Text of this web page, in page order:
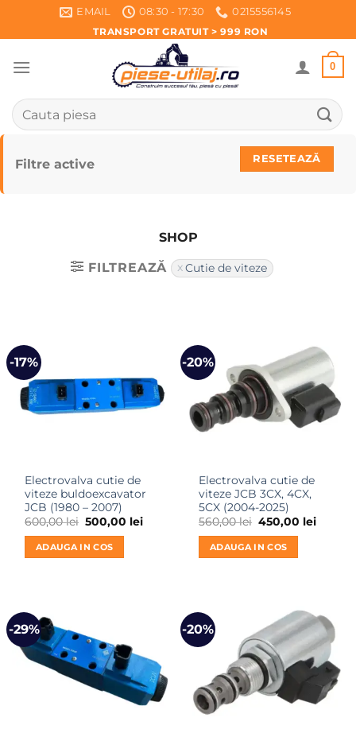
EMAIL 08:30 - 17:30
0215556145
TRANSPORT GRATUIT > 999 RON
0
Caută
după:
Filtre active RESETEAZĂ
SHOP
FILTREAZĂ
Cutie de viteze
-17%
Electrovalva cutie de
viteze buldoexcavator
JCB (1980 – 2007)
600,00lei Prețul
inițial
a
fost:
600,00 lei.
500,00 leiPrețul
ADAUGA IN COS
-20%
Electrovalva cutie de
viteze JCB 3CX, 4CX,
5CX (2004-2025)
560,00lei Prețul
inițial
a
fost:
560,00 lei.
450,00 leiPrețul
ADAUGA IN COS
-29% -20%